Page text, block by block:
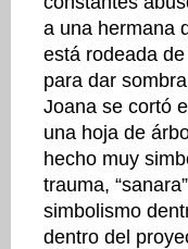
a una hermana
está rodeada
para dar
Joana se cortó
una hoja de
hecho muy
trauma,
simbolismo
dentro del